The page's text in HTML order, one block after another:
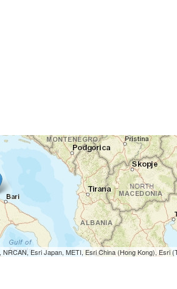
Esri Japan, METI, Esri China (Hong Kong), Esri